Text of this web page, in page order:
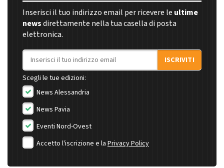
Inserisci il tuo indirizzo email per ricevere le ultime
newsdirettamente nella tua casella di posta
elettronica.
Indirizzo email
ISCRIVITI
Scegli le tue edizioni:
News Alessandria
News Pavia
Eventi Nord-Ovest
Accetto l'iscrizione e la Privacy Policy